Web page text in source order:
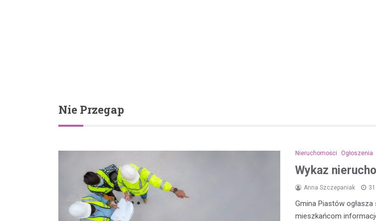
Nie Przegap
Nieruchomości Ogłoszenia
Wykaz
Anna Szczepaniak
Gmina Piastów
mieszkańcom